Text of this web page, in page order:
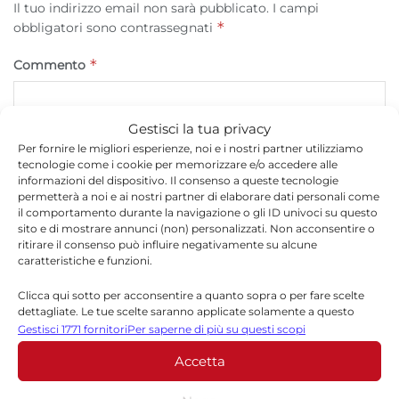
Gestisci la tua privacy
Per fornire le migliori esperienze, noi e i nostri partner utilizziamo
tecnologie come i cookie per memorizzare e/o accedere alle
informazioni del dispositivo. Il consenso a queste tecnologie
permetterà a noi e ai nostri partner di elaborare dati personali come
il comportamento durante la navigazione o gli ID univoci su questo
sito e di mostrare annunci (non) personalizzati. Non acconsentire o
ritirare il consenso può influire negativamente su alcune
caratteristiche e funzioni.
Clicca qui sotto per acconsentire a quanto sopra o per fare scelte
dettagliate. Le tue scelte saranno applicate solamente a questo
sito. È possibile modificare le impostazioni in qualsiasi momento,
compreso il ritiro del consenso, utilizzando i pulsanti della Cookie
Policy o cliccando sul pulsante di gestione del consenso nella parte
inferiore dello schermo.
Gestisci 1771 fornitoriPer saperne di più su questi scopi
Accetta
Il tuo indirizzo email non sarà pubblicato. I campi
obbligatori sono contrassegnati *
Commento *